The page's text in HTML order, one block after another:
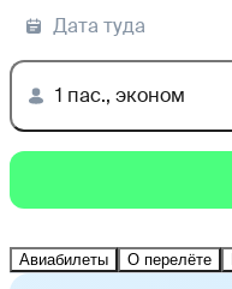
Дата туда
1 пас., эконом
Авиабилеты О перелёте